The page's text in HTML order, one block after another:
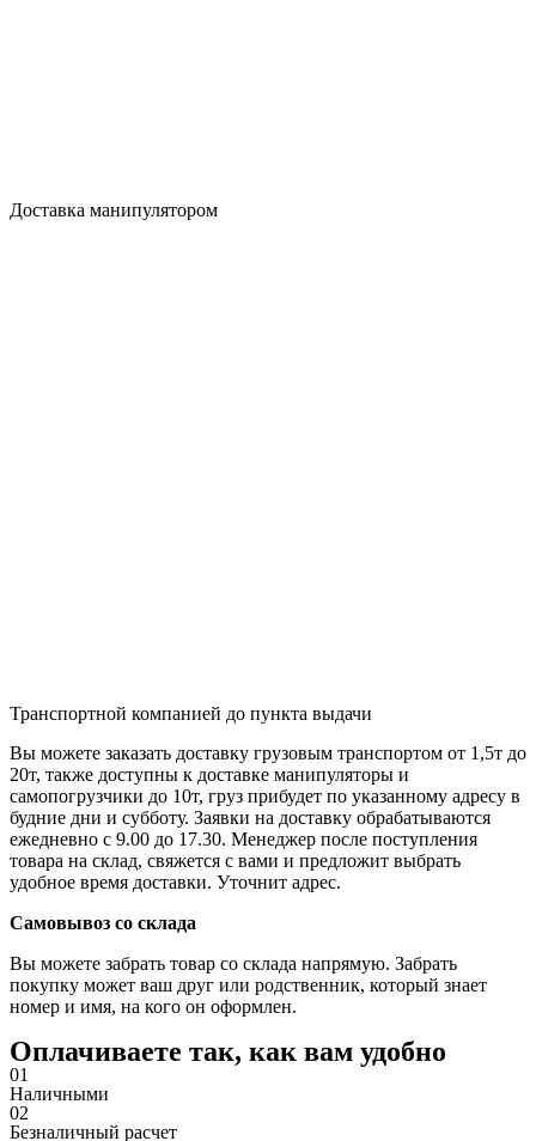
Доставка манипулятором
Транспортной компанией до пункта выдачи
Вы можете заказать доставку грузовым транспортом от 1,5т до
20т, также доступны к доставке манипуляторы и
самопогрузчики до 10т, груз прибудет по указанному адресу в
будние дни и субботу. Заявки на доставку обрабатываются
ежедневно с 9.00 до 17.30. Менеджер после поступления
товара на склад, свяжется с вами и предложит выбрать
удобное время доставки. Уточнит адрес.
Самовывоз со склада
Вы можете забрать товар со склада напрямую. Забрать
покупку может ваш друг или родственник, который знает
номер и имя, на кого он оформлен.
Оплачиваете так, как вам удобно
01
Наличными
02
Безналичный расчет